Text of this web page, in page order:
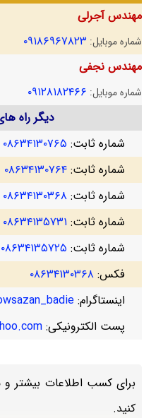
مهندس آجرلی
شماره موبایل: ۰۹۱۸۶۹۶۷۸۲۳
مهندس نجفی
شماره موبایل: ۰۹۱۲۸۱۸۲۴۶۶
دیگر راه
شماره ثابت: ۰۸۶۳۴۱۳۰۷۶۵
شماره ثابت: ۰۸۶۳۴۱۳۰۷۶۴
شماره ثابت: ۰۸۶۳۴۱۳۰۳۶۸
شماره ثابت: ۰۸۶۳۴۱۳۵۷۳۱
شماره ثابت: ۰۸۶۳۴۱۳۵۷۲۵
فکس: ۰۸۶۳۴۱۳۰۳۶۸
اینستاگرام:
پست الکترونیکی:
برای کسب اطلاعات بیشتر و
کنید.